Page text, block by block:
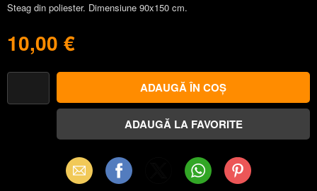
Steag din poliester. Dimensiune 90x150 cm.
10,00 €
Email Facebook WhatsAppPinterest